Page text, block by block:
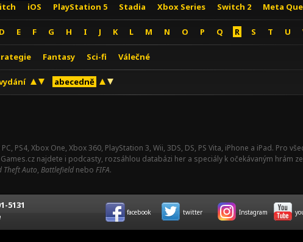
iOS PlayStation 5 Stadia Xbox Series Switch 2 Meta
D E F G H I J K L M N O P Q R S T U
Fantasy Sci-fi Válečné
abecedně
PS4, Xbox One, Xbox 360, PlayStation 3, Wii, 3DS, DS, PS Vita, iPhone a iPad. Pro
najdete i podcasty, rozsáhlou databázi her a speciály k očekávaným hrám
Theft Auto, Battlefield nebo FIFA.
5131
facebook twitter Instagram